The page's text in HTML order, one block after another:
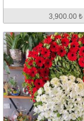
3,900.00 ₺